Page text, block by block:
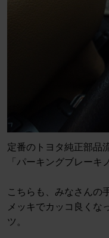
定番のトヨタ純正部品
「パーキングブレーキ
こちらも、みなさんの
メッキでカッコ良くな
ツ。